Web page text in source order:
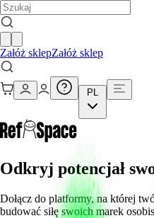
Załóż sklepZałóż sklep
PL
Odkryj potencjał
Dołącz do platformy, na której
budować siłę swoich marek